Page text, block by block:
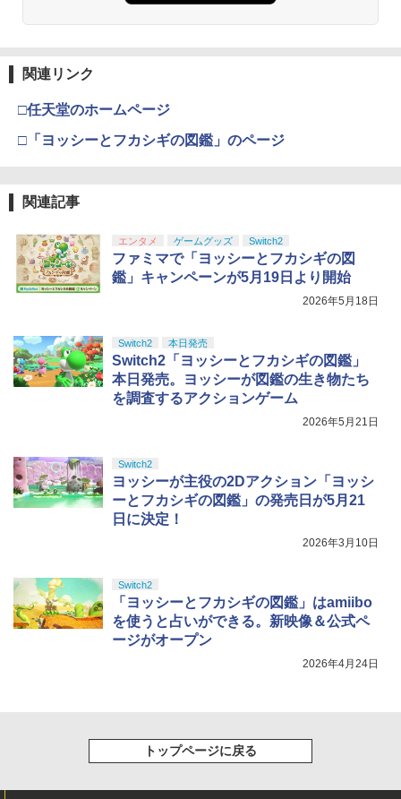
関連リンク
□任天堂のホームページ
□「ヨッシーとフカシギの図鑑」のページ
関連記事
エンタメ ゲームグッズ Switch2
ファミマで「ヨッシーとフカシギの図
鑑」キャンペーンが5月19日より開始
2026年5月18日
Switch2 本日発売
Switch2「ヨッシーとフカシギの図鑑」
本日発売。ヨッシーが図鑑の生き物たち
を調査するアクションゲーム
2026年5月21日
Switch2
ヨッシーが主役の2Dアクション「ヨッシ
ーとフカシギの図鑑」の発売日が5月21
日に決定！
2026年3月10日
Switch2
「ヨッシーとフカシギの図鑑」はamiibo
を使うと占いができる。新映像＆公式ペ
ージがオープン
2026年4月24日
トップページに戻る